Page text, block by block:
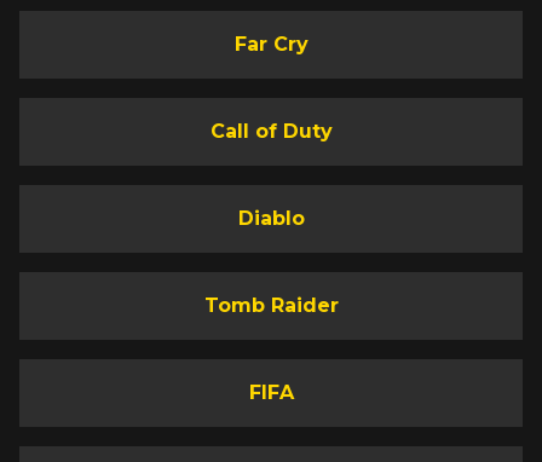
Far Cry
Call of Duty
Diablo
Tomb Raider
FIFA